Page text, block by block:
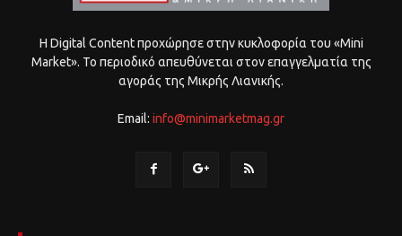
Η Digital Content προχώρησε στην κυκλοφορία του «Mini
Market». Το περιοδικό απευθύνεται στον επαγγελματία της
αγοράς της Μικρής Λιανικής.
Email: info@minimarketmag.gr